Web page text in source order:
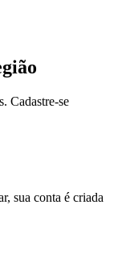
Cadastre-se
sua conta é criada